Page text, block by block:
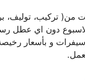
من( تركيب، توليف،
دون اي عطل
و بأسعار